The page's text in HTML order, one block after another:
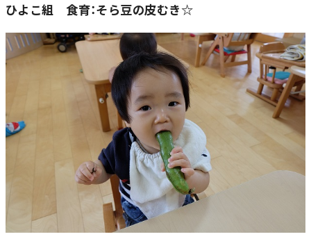
ひよこ組 食育：そら豆の皮むき☆